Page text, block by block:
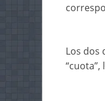
Los dos